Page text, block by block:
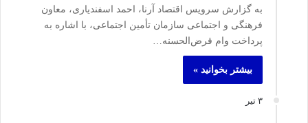
به گزارش سرویس اقتصاد آرنا، احمد اسفندیاری، معاون
فرهنگی و اجتماعی سازمان تأمین اجتماعی، با اشاره به
پرداخت وام قرض‌الحسنه…
بیشتر بخوانید »
۳ تیر